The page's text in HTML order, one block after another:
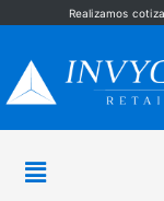
Realizamos